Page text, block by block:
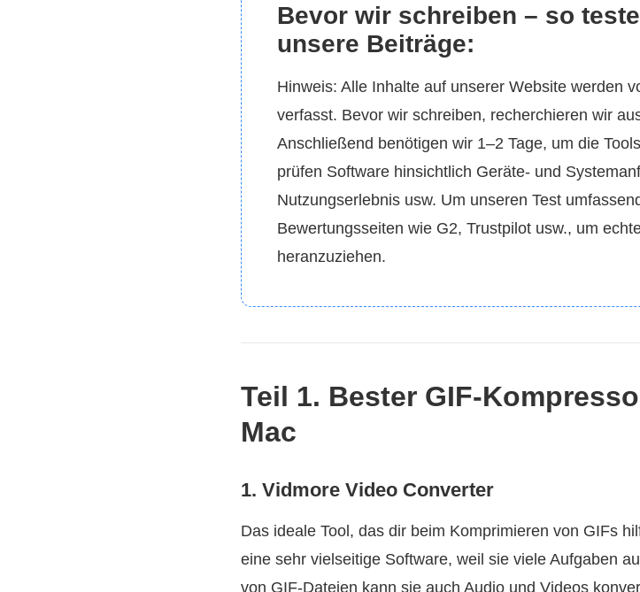
Bevor wir schreiben – so
unsere Beiträge:
Hinweis: Alle Inhalte auf unserer Website werden
verfasst. Bevor wir schreiben, recherchieren wir
Anschließend benötigen wir 1–2 Tage, um die
prüfen Software hinsichtlich Geräte‑ und
Nutzungserlebnis usw. Um unseren Test
Bewertungsseiten wie G2, Trustpilot usw., um
heranzuziehen.
Teil 1. Bester
Mac
1. Vidmore Video Converter
Das ideale Tool, das dir beim Komprimieren von GIFs
eine sehr vielseitige Software, weil sie viele Aufgaben
von GIF‑Dateien kann sie auch Audio und Videos